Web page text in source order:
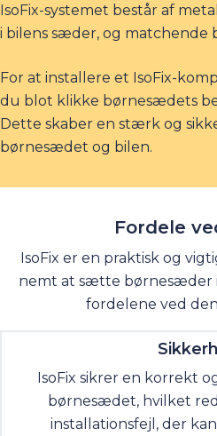
IsoFix-systemet består af
i bilens sæder, og matchende
For at installere et IsoFix-
du blot klikke børnesædets
Dette skaber en stærk og
børnesædet og bilen.
Fordele
IsoFix er en praktisk og
nemt at sætte børnesæder
fordelene ved
IsoFix sikrer en korrekt
børnesædet, hvilket
installationsfejl, der